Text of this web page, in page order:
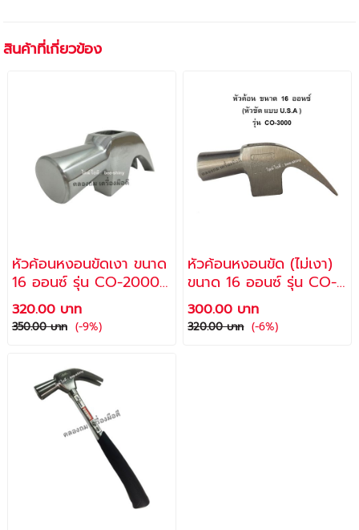
สินค้าที่เกี่ยวข้อง
หัวค้อนหงอนขัดเงา ขนาด
16 ออนซ์ รุ่น CO-2000
/ ALLWAYS
320.00 บาท
350.00 บาท (-9%)
หัวค้อนหงอนขัด (ไม่เงา)
ขนาด 16 ออนซ์ รุ่น CO-
3000 / ALLWAYS
300.00 บาท
320.00 บาท (-6%)